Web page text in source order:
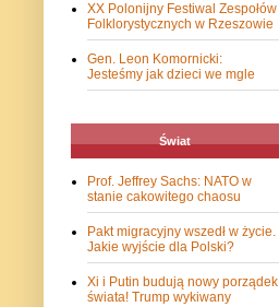
XX Polonijny Festiwal Zespołów
Folklorystycznych w Rzeszowie
Gen. Leon Komornicki:
Jesteśmy jak dzieci we mgle
Świat
Prof. Jeffrey Sachs: NATO w
stanie cakowitego chaosu
Pakt migracyjny wszedł w życie.
Jakie wyjście dla Polski?
Xi i Putin budują nowy porządek
świata! Trump wykiwany